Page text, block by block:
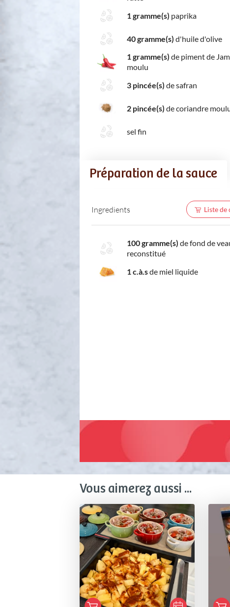
1 gramme(s) paprika
40 gramme(s) d'huile d'olive
1 gramme(s) de piment de
moulu
3 pincée(s) de safran
2 pincée(s) de coriandre
sel fin
Préparation de la sauce
Ingredients Liste de
100 gramme(s) de fond de
reconstitué
1 c.à.sde miel liquide
Vous aimerez aussi ...